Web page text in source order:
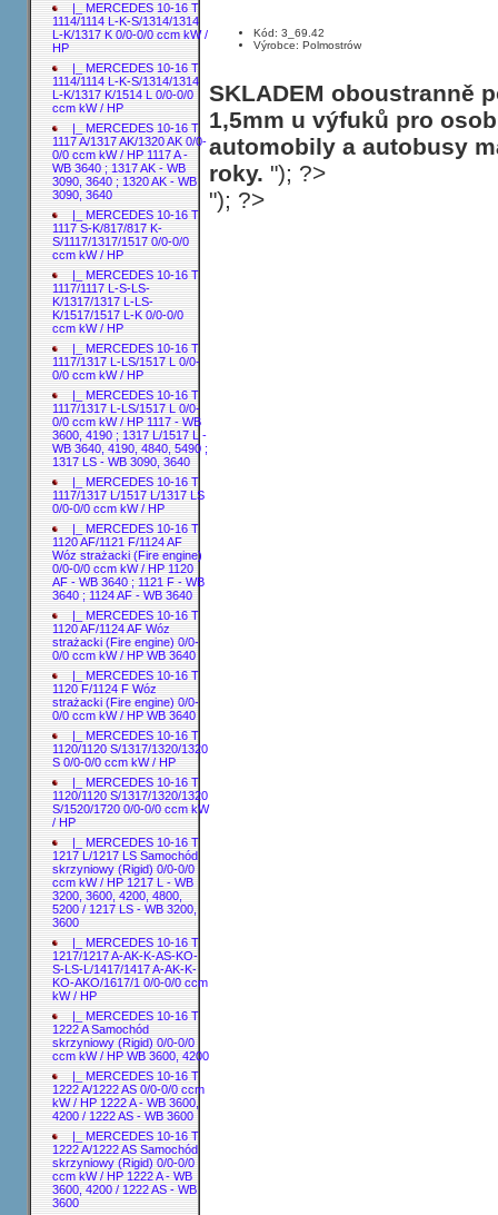
|_ MERCEDES 10-16 T
1114/1114 L-K-S/1314/1314
L-K/1317 K 0/0-0/0 ccm kW /
HP
|_ MERCEDES 10-16 T
1114/1114 L-K-S/1314/1314
L-K/1317 K/1514 L 0/0-0/0
ccm kW / HP
|_ MERCEDES 10-16 T
1117 A/1317 AK/1320 AK 0/0-
0/0 ccm kW / HP 1117 A -
WB 3640 ; 1317 AK - WB
3090, 3640 ; 1320 AK - WB
3090, 3640
|_ MERCEDES 10-16 T
1117 S-K/817/817 K-
S/1117/1317/1517 0/0-0/0
ccm kW / HP
|_ MERCEDES 10-16 T
1117/1117 L-S-LS-
K/1317/1317 L-LS-
K/1517/1517 L-K 0/0-0/0
ccm kW / HP
|_ MERCEDES 10-16 T
1117/1317 L-LS/1517 L 0/0-
0/0 ccm kW / HP
|_ MERCEDES 10-16 T
1117/1317 L-LS/1517 L 0/0-
0/0 ccm kW / HP 1117 - WB
3600, 4190 ; 1317 L/1517 L -
WB 3640, 4190, 4840, 5490 ;
1317 LS - WB 3090, 3640
|_ MERCEDES 10-16 T
1117/1317 L/1517 L/1317 LS
0/0-0/0 ccm kW / HP
|_ MERCEDES 10-16 T
1120 AF/1121 F/1124 AF
Wóz strażacki (Fire engine)
0/0-0/0 ccm kW / HP 1120
AF - WB 3640 ; 1121 F - WB
3640 ; 1124 AF - WB 3640
|_ MERCEDES 10-16 T
1120 AF/1124 AF Wóz
strażacki (Fire engine) 0/0-
0/0 ccm kW / HP WB 3640
|_ MERCEDES 10-16 T
1120 F/1124 F Wóz
strażacki (Fire engine) 0/0-
0/0 ccm kW / HP WB 3640
|_ MERCEDES 10-16 T
1120/1120 S/1317/1320/1320
S 0/0-0/0 ccm kW / HP
|_ MERCEDES 10-16 T
1120/1120 S/1317/1320/1320
S/1520/1720 0/0-0/0 ccm kW
/ HP
|_ MERCEDES 10-16 T
1217 L/1217 LS Samochód
skrzyniowy (Rigid) 0/0-0/0
ccm kW / HP 1217 L - WB
3200, 3600, 4200, 4800,
5200 / 1217 LS - WB 3200,
3600
|_ MERCEDES 10-16 T
1217/1217 A-AK-K-AS-KO-
S-LS-L/1417/1417 A-AK-K-
KO-AKO/1617/1 0/0-0/0 ccm
kW / HP
|_ MERCEDES 10-16 T
1222 A Samochód
skrzyniowy (Rigid) 0/0-0/0
ccm kW / HP WB 3600, 4200
|_ MERCEDES 10-16 T
1222 A/1222 AS 0/0-0/0 ccm
kW / HP 1222 A - WB 3600,
4200 / 1222 AS - WB 3600
|_ MERCEDES 10-16 T
1222 A/1222 AS Samochód
skrzyniowy (Rigid) 0/0-0/0
ccm kW / HP 1222 A - WB
3600, 4200 / 1222 AS - WB
3600
Kód: 3_69.42
Výrobce: Polmostrów
SKLADEM oboustranně
1,5mm u výfuků pro
automobily a autobusy
roky. "); ?>
"); ?>